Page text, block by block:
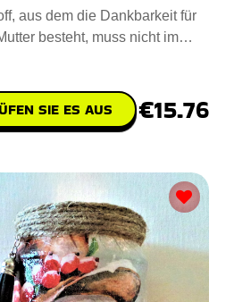
aus dem die Dankbarkeit für
besteht, muss nicht im
SIE ES AUS €15.76